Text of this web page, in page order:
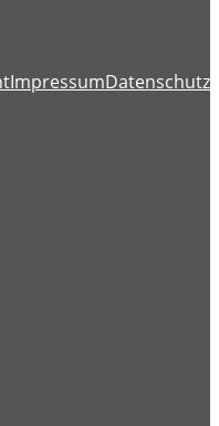
ImpressumDatenschutz